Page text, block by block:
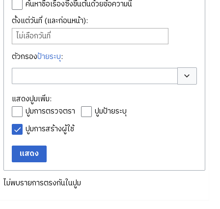
ค้นหาชื่อเรื่องซึ่งขึ้นต้นด้วยข้อความนี้
ตั้งแต่วันที่ (และก่อนหน้า):
ไม่เลือกวันที่
ตัวกรองป้ายระบุ:
สลับตัวเลือก
แสดงปูมเพิ่ม:
ปูมการตรวจตรา
ปูมป้ายระบุ
ปูมการสร้างผู้ใช้
แสดง
ไม่พบรายการตรงกันในปูม